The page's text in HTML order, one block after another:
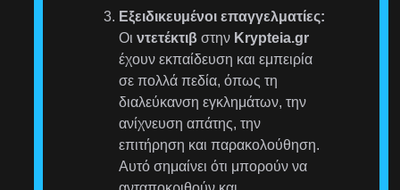
Εξειδικευμένοι επαγγελματίες:
Οιντετέκτιβ στην Krypteia.gr
έχουν εκπαίδευση και εμπειρία
σε πολλά πεδία, όπως τη
διαλεύκανση εγκλημάτων, την
ανίχνευση απάτης, την
επιτήρηση και παρακολούθηση.
Αυτό σημαίνει ότι μπορούν να